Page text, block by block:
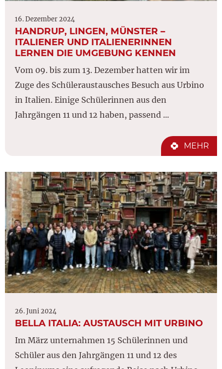
16. Dezember 2024
HANDRUP, LINGEN, MÜNSTER –
ITALIENER UND ITALIENERINNEN
LERNEN DIE UMGEBUNG KENNEN
Vom 09. bis zum 13. Dezember hatten wir im
Zuge des Schüleraustausches Besuch aus Urbino
in Italien. Einige Schülerinnen aus den
Jahrgängen 11 und 12 haben, passend ...
MEHR
26. Juni 2024
BELLA ITALIA: AUSTAUSCH MIT URBINO
Im März unternahmen 15 Schülerinnen und
Schüler aus den Jahrgängen 11 und 12 des